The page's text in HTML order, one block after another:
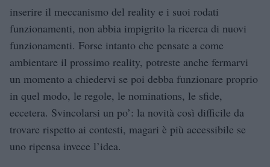
inserire il meccanismo del reality e i suoi rodati
funzionamenti, non abbia impigrito la ricerca di nuovi
funzionamenti. Forse intanto che pensate a come
ambientare il prossimo reality, potreste anche fermarvi
un momento a chiedervi se poi debba funzionare proprio
in quel modo, le regole, le nominations, le sfide,
eccetera. Svincolarsi un po’: la novità così difficile da
trovare rispetto ai contesti, magari è più accessibile se
uno ripensa invece l’idea.